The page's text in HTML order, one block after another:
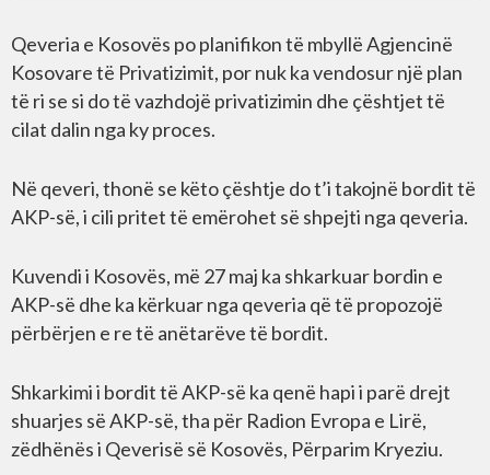
Qeveria e Kosovës po planifikon të mbyllë Agjencinë
Kosovare të Privatizimit, por nuk ka vendosur një plan
të ri se si do të vazhdojë privatizimin dhe çështjet të
cilat dalin nga ky proces.
Në qeveri, thonë se këto çështje do t’i takojnë bordit të
AKP-së, i cili pritet të emërohet së shpejti nga qeveria.
Kuvendi i Kosovës, më 27 maj ka shkarkuar bordin e
AKP-së dhe ka kërkuar nga qeveria që të propozojë
përbërjen e re të anëtarëve të bordit.
Shkarkimi i bordit të AKP-së ka qenë hapi i parë drejt
shuarjes së AKP-së, tha për Radion Evropa e Lirë,
zëdhënës i Qeverisë së Kosovës, Përparim Kryeziu.